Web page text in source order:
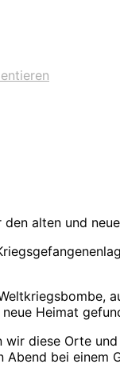
alten und
Heimat
diese Orte
bei einem